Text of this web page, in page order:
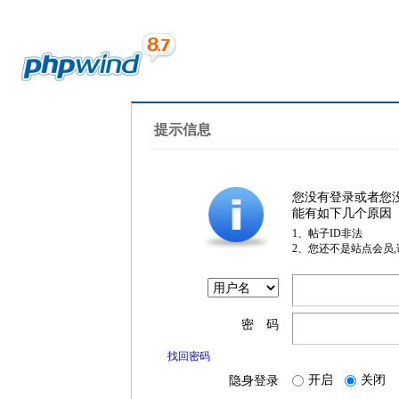
提示信息
您没有登录或者您
能有如下几个原因
1、帖子ID非法
2、您还不是站点会员
密 码
找回密码
隐身登录 开启 关闭